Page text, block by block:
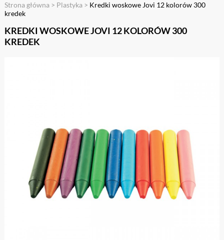
Strona główna > Plastyka > Kredki woskowe Jovi 12 kolorów 300
kredek
KREDKI WOSKOWE JOVI 12 KOLORÓW 300
KREDEK